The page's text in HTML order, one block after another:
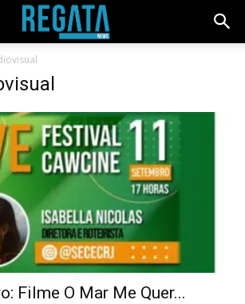
Filme O Mar Me Quer...